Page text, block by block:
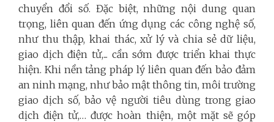
chuyển đổi số. Đặc biệt, những nội dung quan
trọng, liên quan đến ứng dụng các công nghệ số,
như thu thập, khai thác, xử lý và chia sẻ dữ liệu,
giao dịch điện tử,... cần sớm được triển khai thực
hiện. Khi nền tảng pháp lý liên quan đến bảo đảm
an ninh mạng, như bảo mật thông tin, môi trường
giao dịch số, bảo vệ người tiêu dùng trong giao
dịch điện tử,… được hoàn thiện, một mặt sẽ góp